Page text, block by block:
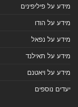
מידע על פיליפינים
מידע על הודו
מידע על נפאל
מידע על תאילנד
מידע על ויאטנם
יעדים נוספים